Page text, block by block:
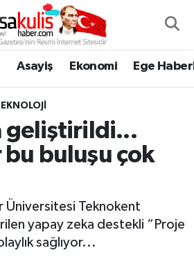
Asayiş Ekonomi Ege
geliştirildi...
bu buluşu çok
Üniversitesi Teknokent
yapay zeka destekli “Proje
sağlıyor...
Durumu
Yoğunluk Haritası
Durumu ve Fikstür